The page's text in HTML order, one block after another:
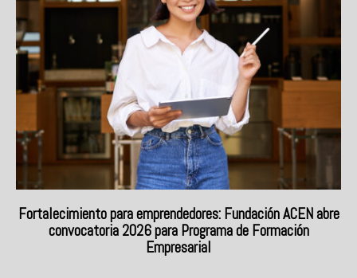
Fortalecimiento para emprendedores: Fundación ACEN abre
convocatoria 2026 para Programa de Formación
Empresarial